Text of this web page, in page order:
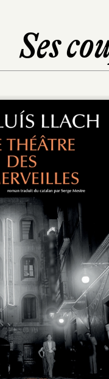
Ses